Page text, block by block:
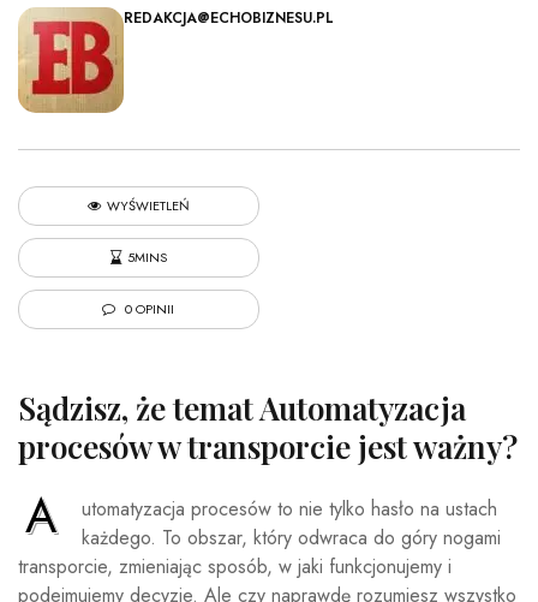
REDAKCJA@ECHOBIZNESU.PL
WYŚWIETLEŃ
5MINS
0 OPINII
Sądzisz, że temat Automatyzacja
procesów w transporcie jest ważny?
A
utomatyzacja procesów to nie tylko hasło na ustach
każdego. To obszar, który odwraca do góry nogami
transporcie, zmieniając sposób, w jaki funkcjonujemy i
podejmujemy decyzje. Ale czy naprawdę rozumiesz wszystko